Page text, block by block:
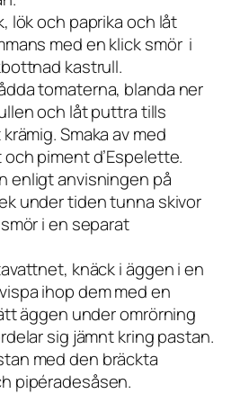
lök och paprika och låt
med en klick smör i
kastrull.
tomaterna, blanda ner
och låt puttra tills
Smaka av med
piment d’Espelette.
enligt anvisningen på
under tiden tunna skivor
i en separat
knäck i äggen i en
ihop dem med en
äggen under omrörning
sig jämnt kring pastan.
med den bräckta
pipéradesåsen.